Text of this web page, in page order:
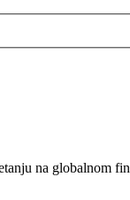
na globalnom